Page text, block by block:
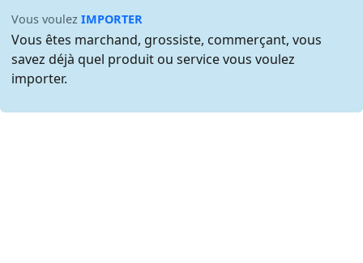
Vous voulezIMPORTER
Vous êtes marchand, grossiste, commerçant, vous
savez déjà quel produit ou service vous voulez
importer.